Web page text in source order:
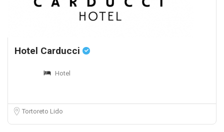
Hotel Carducci
Hotel
Tortoreto Lido